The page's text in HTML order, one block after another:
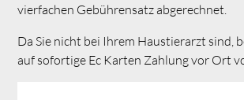
vierfachen Gebührensatz abgerechnet.
Da Sie nicht bei Ihrem Haustierarzt sind,
auf sofortige Ec Karten Zahlung vor Ort